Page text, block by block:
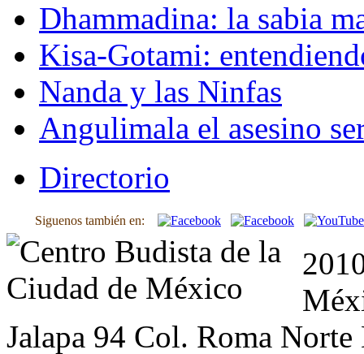
Dhammadina: la sabia
Kisa-Gotami:
Nanda y las Ninfas
Angulimala el asesino
Directorio
Siguenos también en:
Jalapa 94 Col. Roma